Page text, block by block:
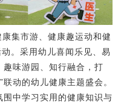
集市游、健康趣运动和健
。采用幼儿喜闻乐见、易
味游园、知行融合，打
动的幼儿健康主题盛会。
中学习实用的健康知识与